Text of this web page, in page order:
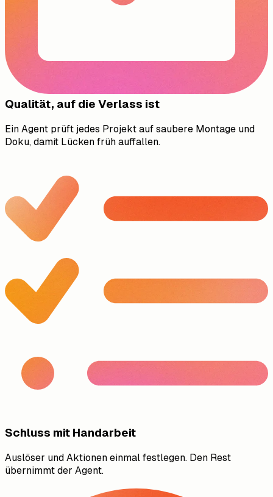
Qualität, auf die Verlass ist
Ein Agent prüft jedes Projekt auf saubere Montage und
Doku, damit Lücken früh auffallen.
Schluss mit Handarbeit
Auslöser und Aktionen einmal festlegen. Den Rest
übernimmt der Agent.